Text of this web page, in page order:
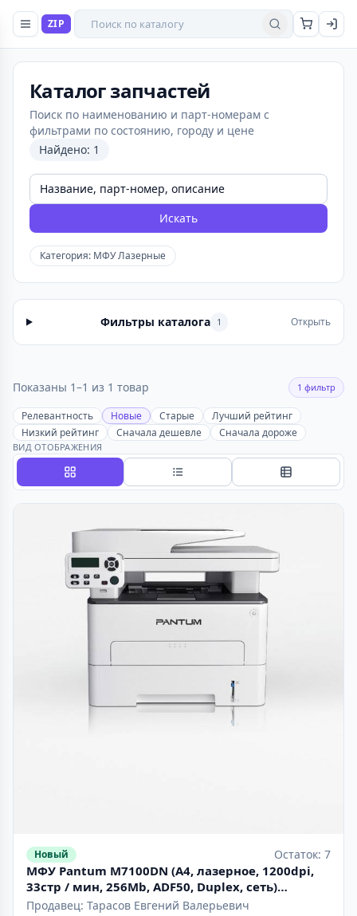
ZIP Поиск товаров
Найти
Каталог запчастей
Поиск по наименованию и парт-номерам с
фильтрами по состоянию, городу и цене
Найдено: 1
Искать
Категория: МФУ Лазерные
Фильтры каталога 1 Открыть
Показаны 1–1 из 1 товар 1 фильтр
Релевантность Новые Старые
Лучший рейтинг
Низкий рейтинг
Сначала дешевле Сначала дороже
ВИД ОТОБРАЖЕНИЯ
Сетка Список Таблица
Новый Остаток: 7
МФУ Pantum M7100DN (A4, лазерное, 1200dpi,
33стр / мин, 256Mb, ADF50, Duplex, сеть)
"ТОЛЬКО РЕГИСТРАЦИЯ"
Продавец: Тарасов Евгений Валерьевич